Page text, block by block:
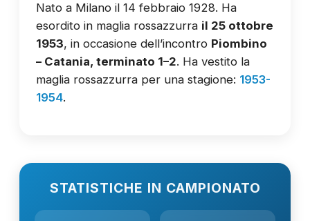
Nato a Milano il 14 febbraio 1928. Ha
esordito in maglia rossazzurra il 25 ottobre
1953, in occasione dell’incontro Piombino
– Catania, terminato 1–2. Ha vestito la
maglia rossazzurra per una stagione: 1953-
1954.
STATISTICHE IN CAMPIONATO